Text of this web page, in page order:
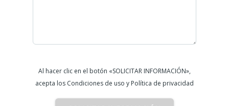
Al hacer clic en el botón «SOLICITAR INFORMACIÓN»,
acepta los Condiciones de uso y Política de privacidad